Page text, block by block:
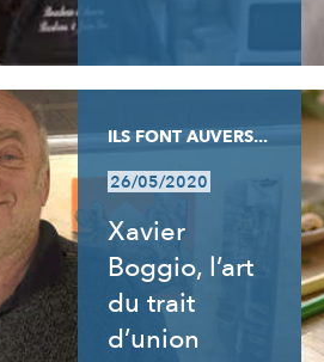
ILS FONT AUVERS...
26/05/2020
Xavier
Boggio, l’art
du trait
d’union